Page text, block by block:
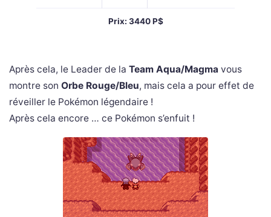
Prix: 3440 P$
Après cela, le Leader de la Team Aqua/Magma vous
montre son Orbe Rouge/Bleu, mais cela a pour effet de
réveiller le Pokémon légendaire !
Après cela encore … ce Pokémon s’enfuit !